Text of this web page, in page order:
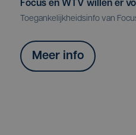
Focus en WTV willen er
Toegankelijkheidsinfo van
Meer info